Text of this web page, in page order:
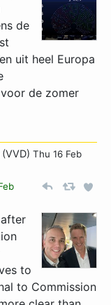
de
uit heel Europa
de zomer
(VVD) Thu 16 Feb
to
to Commission